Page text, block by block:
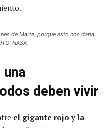
de Marte, porque esto nos daría
NASA
deben vivir
el gigante rojo y la